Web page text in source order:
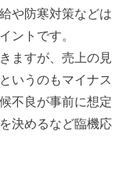
や防寒対策などは
ントです。
ますが、売上の見
いうのもマイナス
不良が事前に想定
決めるなど臨機応